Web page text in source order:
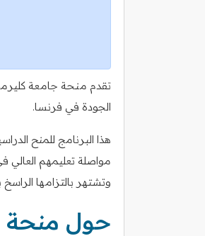
تقدم منحة جامعة
الجودة في فرنسا.
هذا البرنامج للمنح
وتشتهر بالتزامها الراسخ
حول منحة